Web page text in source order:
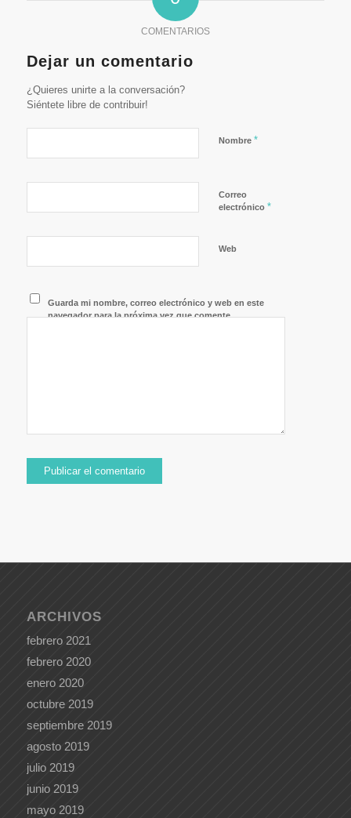
COMENTARIOS
Dejar un comentario
¿Quieres unirte a la conversación?
Siéntete libre de contribuir!
Nombre *
Correo
electrónico *
Web
Guarda mi nombre, correo electrónico y web en este
navegador para la próxima vez que comente.
ARCHIVOS
febrero 2021
febrero 2020
enero 2020
octubre 2019
septiembre 2019
agosto 2019
julio 2019
junio 2019
mayo 2019